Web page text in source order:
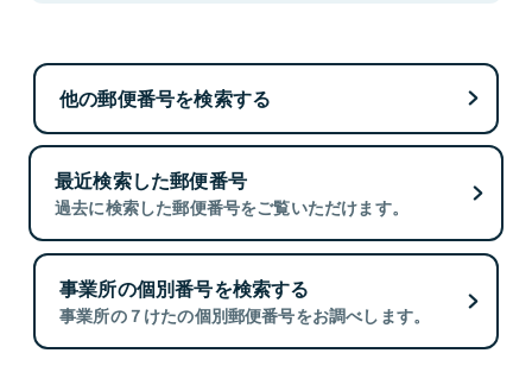
他の郵便番号を検索する
最近検索した郵便番号
過去に検索した郵便番号をご覧いただけます。
事業所の個別番号を検索する
事業所の７けたの個別郵便番号をお調べします。